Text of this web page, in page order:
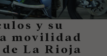
y su
movilidad
La Rioja